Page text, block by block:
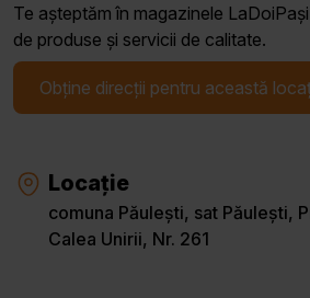
Te așteptăm în magazinele
de produse și servicii de calitate.
Obține direcții pentru această
Locație
comuna Păulești, sat Păulești,
Calea Unirii, Nr. 261